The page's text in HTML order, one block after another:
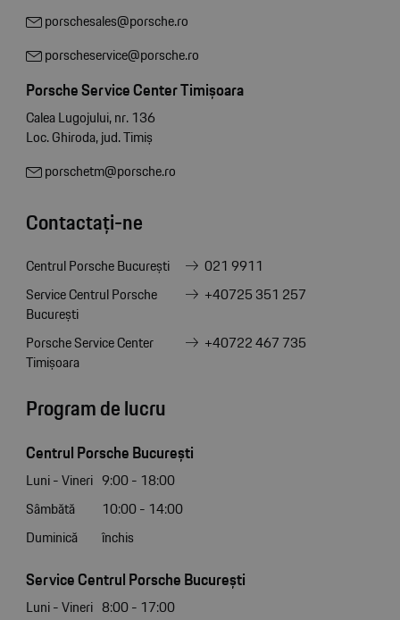
porschesales@porsche.ro
porscheservice@porsche.ro
Porsche Service Center Timișoara
Calea Lugojului, nr. 136
Loc. Ghiroda, jud. Timiș
porschetm@porsche.ro
Contactați-ne
Centrul Porsche București
021 9911
Service Centrul Porsche
București
+40725 351 257
Porsche Service Center
Timișoara
+40722 467 735
Program de lucru
Centrul Porsche București
Luni - Vineri 9:00 - 18:00
Sâmbătă
10:00 - 14:00
Duminică
închis
Service Centrul Porsche București
Luni - Vineri 8:00 - 17:00